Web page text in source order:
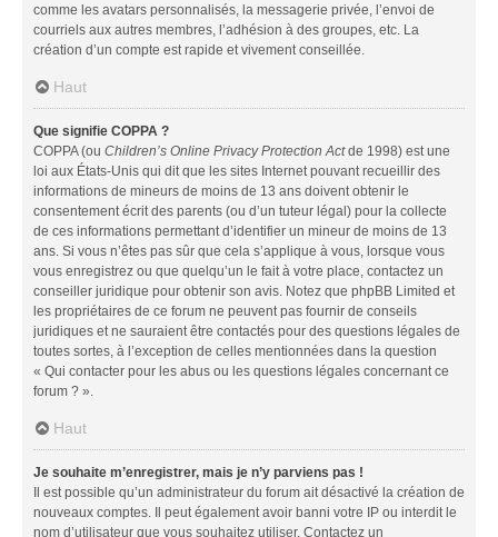
comme les avatars personnalisés, la messagerie privée, l’envoi de
courriels aux autres membres, l’adhésion à des groupes, etc. La
création d’un compte est rapide et vivement conseillée.
Haut
Que signifie COPPA ?
COPPA (ou Children’s Online Privacy Protection Actde 1998) est une
loi aux États-Unis qui dit que les sites Internet pouvant recueillir des
informations de mineurs de moins de 13 ans doivent obtenir le
consentement écrit des parents (ou d’un tuteur légal) pour la collecte
de ces informations permettant d’identifier un mineur de moins de 13
ans. Si vous n’êtes pas sûr que cela s’applique à vous, lorsque vous
vous enregistrez ou que quelqu’un le fait à votre place, contactez un
conseiller juridique pour obtenir son avis. Notez que phpBB Limited et
les propriétaires de ce forum ne peuvent pas fournir de conseils
juridiques et ne sauraient être contactés pour des questions légales de
toutes sortes, à l’exception de celles mentionnées dans la question
« Qui contacter pour les abus ou les questions légales concernant ce
forum ? ».
Haut
Je souhaite m’enregistrer, mais je n’y parviens pas !
Il est possible qu’un administrateur du forum ait désactivé la création de
nouveaux comptes. Il peut également avoir banni votre IP ou interdit le
nom d’utilisateur que vous souhaitez utiliser. Contactez un